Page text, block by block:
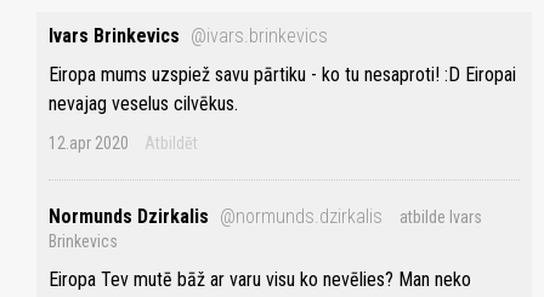
Ivars Brinkevics @ivars.brinkevics
Eiropa mums uzspiež savu pārtiku - ko tu nesaproti! :D Eiropai
nevajag veselus cilvēkus.
12.apr 2020 Atbildēt
Normunds Dzirkalis @normunds.dzirkalis
atbilde Ivars
Brinkevics
Eiropa Tev mutē bāž ar varu visu ko nevēlies? Man neko